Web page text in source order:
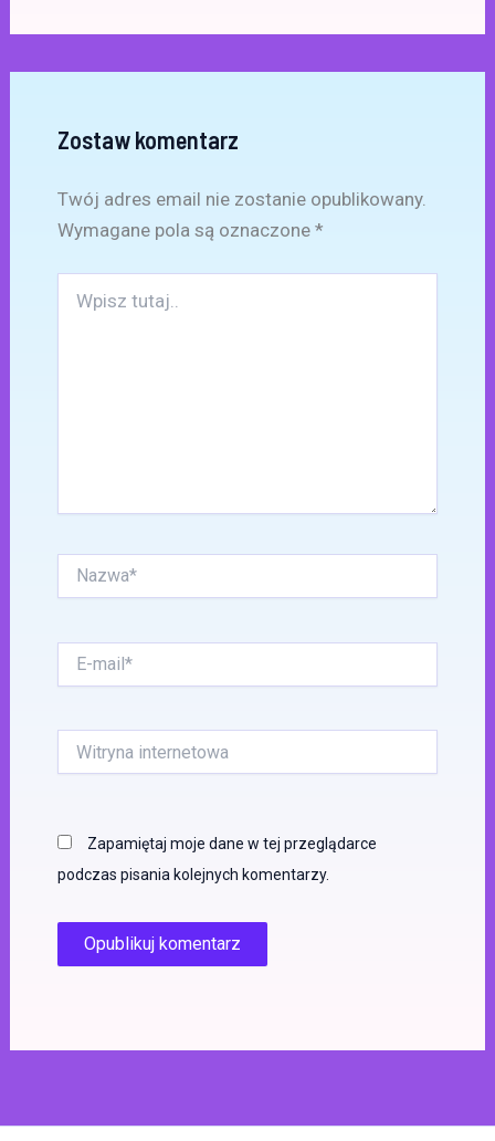
Zostaw komentarz
Twój adres email nie zostanie opublikowany.
Wymagane pola są oznaczone *
tutaj..
mail*
internetowa
Zapamiętaj moje dane w tej przeglądarce
podczas pisania kolejnych komentarzy.